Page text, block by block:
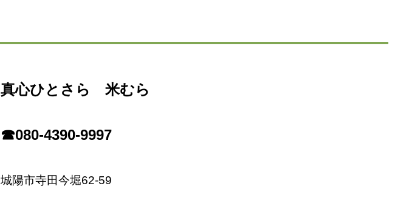
真心ひとさら 米むら
☎080-4390-9997
城陽市寺田今堀62-59